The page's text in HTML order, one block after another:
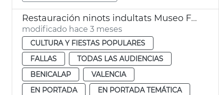
Restauración ninots indultats Museo Fallero València
modificado hace 3 meses
CULTURA Y FIESTAS POPULARES
FALLAS
TODAS LAS AUDIENCIAS
BENICALAP
VALENCIA
EN PORTADA
EN PORTADA TEMÁTICA